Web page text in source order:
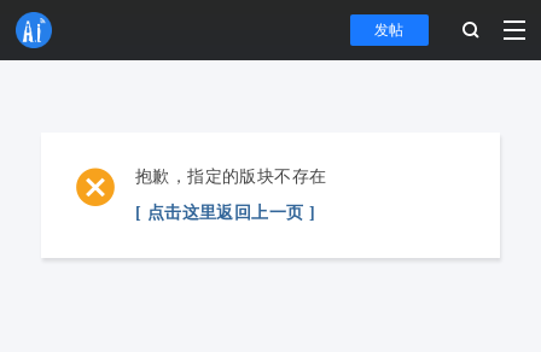
发帖
抱歉，指定的版块不存在
[ 点击这里返回上一页 ]